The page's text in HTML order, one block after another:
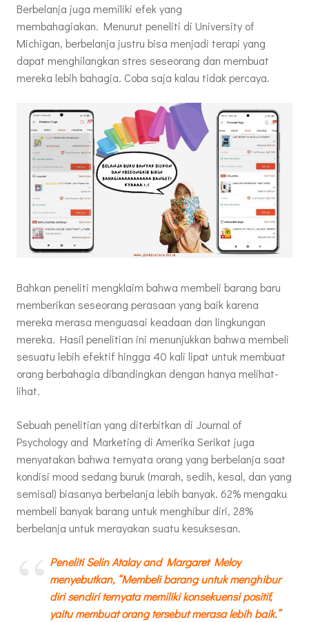
Berbelanja juga memiliki efek yang
membahagiakan. Menurut peneliti di University of
Michigan, berbelanja justru bisa menjadi terapi yang
dapat menghilangkan stres seseorang dan membuat
mereka lebih bahagia. Coba saja kalau tidak percaya.
Bahkan peneliti mengklaim bahwa membeli barang baru
memberikan seseorang perasaan yang baik karena
mereka merasa menguasai keadaan dan lingkungan
mereka. Hasil penelitian ini menunjukkan bahwa membeli
sesuatu lebih efektif hingga 40 kali lipat untuk membuat
orang berbahagia dibandingkan dengan hanya melihat-
lihat.
Sebuah penelitian yang diterbitkan di Journal of
Psychology and Marketing di Amerika Serikat juga
menyatakan bahwa ternyata orang yang berbelanja saat
kondisi mood sedang buruk (marah, sedih, kesal, dan yang
semisal) biasanya berbelanja lebih banyak. 62% mengaku
membeli banyak barang untuk menghibur diri, 28%
berbelanja untuk merayakan suatu kesuksesan.
Peneliti Selin Atalay and Margaret Meloy
menyebutkan, “Membeli barang untuk menghibur
diri sendiri ternyata memiliki konsekuensi positif,
yaitu membuat orang tersebut merasa lebih baik.”